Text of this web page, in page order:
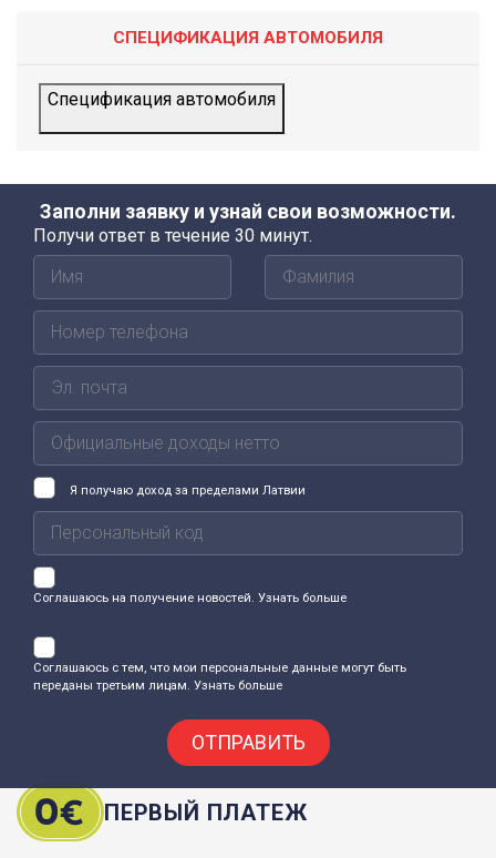
СПЕЦИФИКАЦИЯ АВТОМОБИЛЯ
Спецификация автомобиля
Заполни заявку и узнай свои возможности.
Получи ответ в течение 30 минут.
Я получаю доход за пределами Латвии
Соглашаюсь на получение новостей. Узнать больше
Соглашаюсь с тем, что мои персональные данные могут быть
переданы третьим лицам. Узнать больше
ОТПРАВИТЬ
ПЕРВЫЙ ПЛАТЕЖ